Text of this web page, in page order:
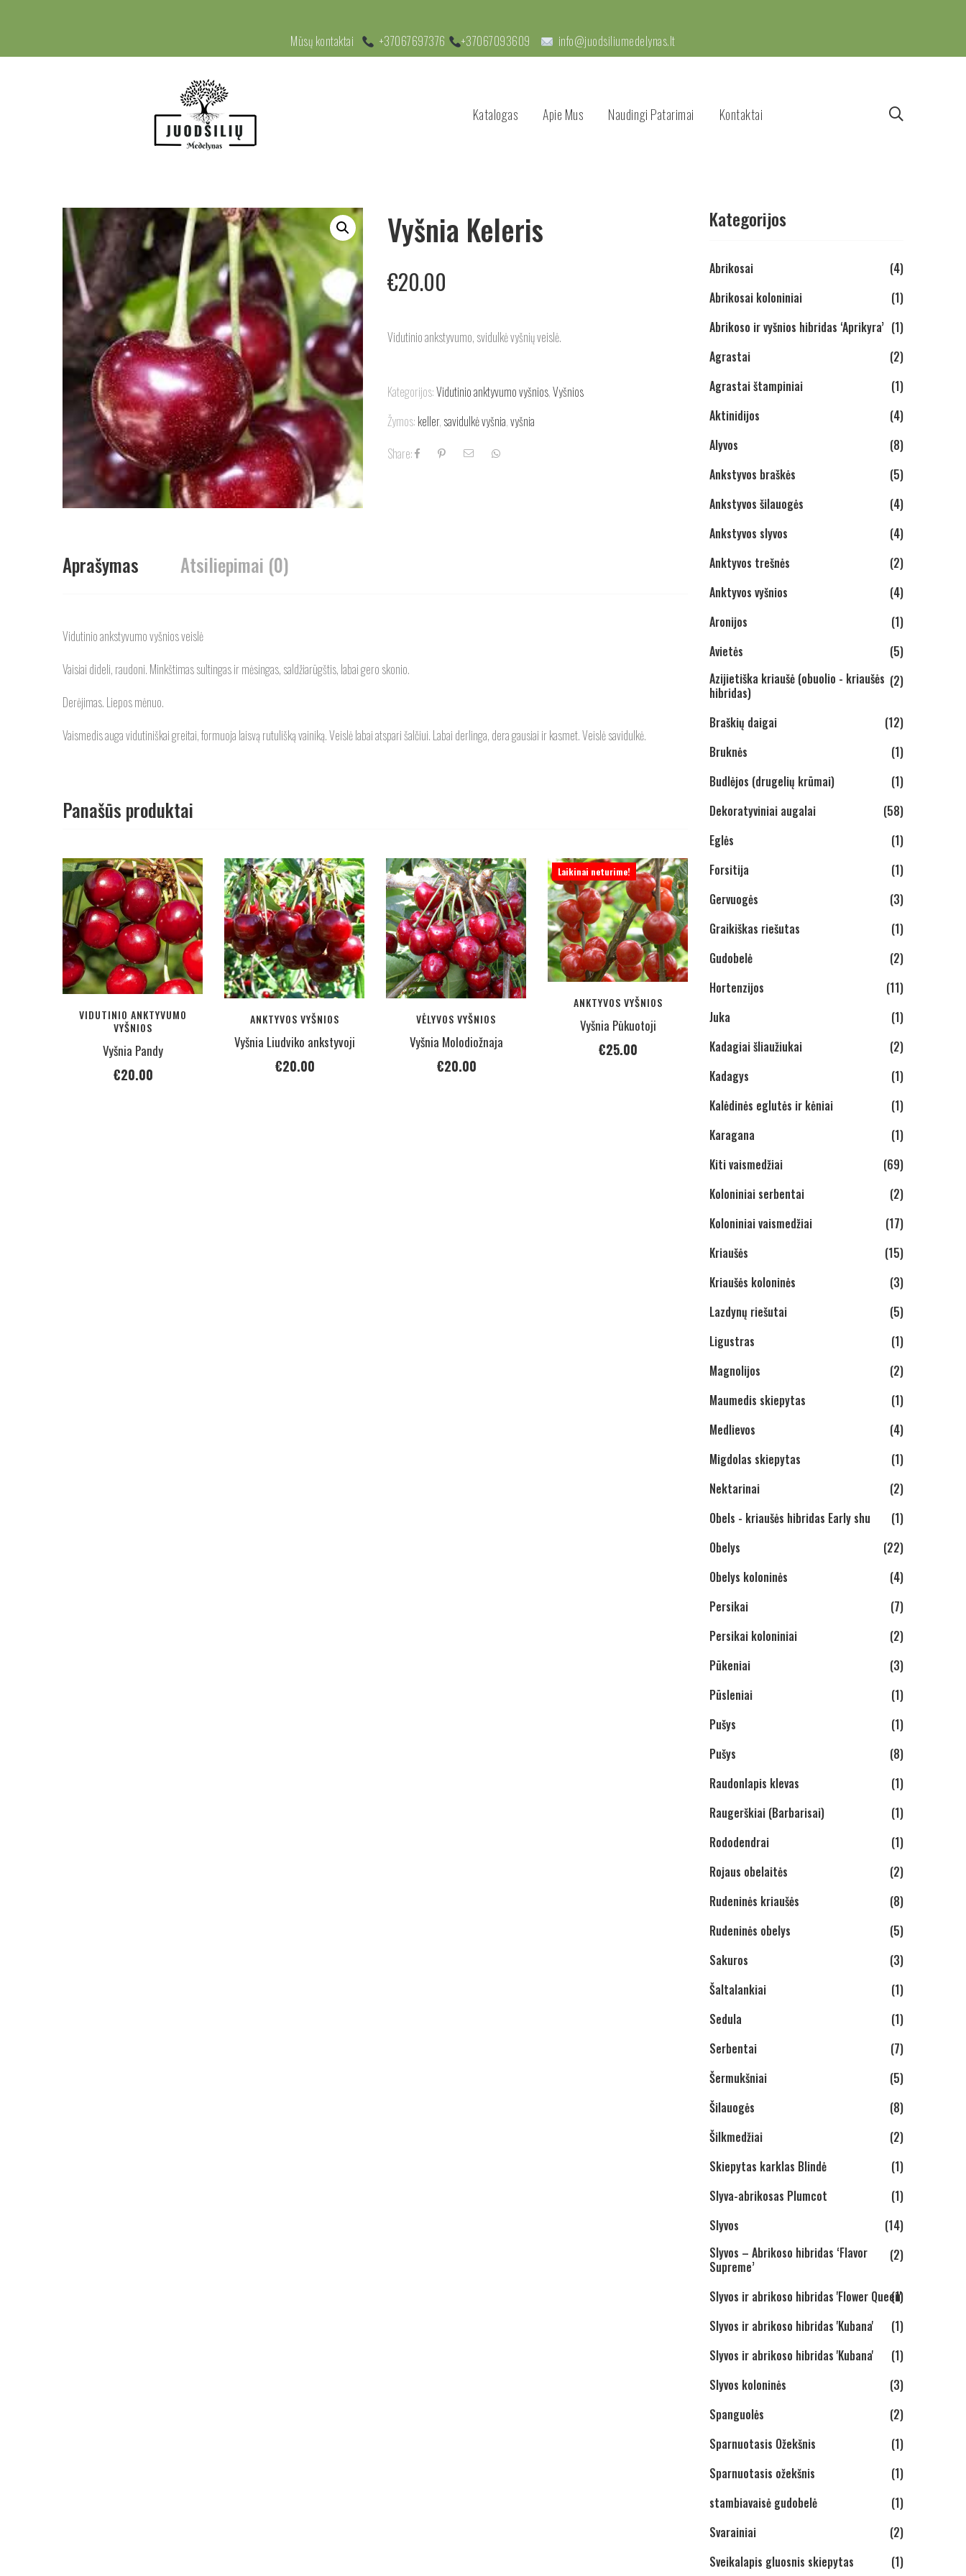
Mūsų kontaktai +37067697376 +37067093609 info@juodsiliumedelynas.lt
Katalogas Apie Mus Naudingi Patarimai Kontaktai
Vyšnia Keleris
€20.00
Vidutinio ankstyvumo, svidulkė vyšnių veislė.
Kategorijos:Vidutinio anktyvumo vyšnios,Vyšnios
Žymos: keller, savidulkė vyšnia,vyšnia
Share:
Aprašymas Atsiliepimai (0)
Vidutinio ankstyvumo vyšnios veislė
Vaisiai dideli, raudoni. Minkštimas sultingas ir mėsingas, saldžiarūgštis, labai gero skonio.
Derėjimas. Liepos mėnuo.
Vaismedis auga vidutiniškai greitai, formuoja laisvą rutulišką vainiką. Veislė labai atspari šalčiui. Labai derlinga, dera gausiai ir kasmet. Veislė savidulkė.
Panašūs produktai
VIDUTINIO ANKTYVUMO
VYŠNIOS
Vyšnia Pandy
€20.00
ANKTYVOS VYŠNIOS
Vyšnia Liudviko ankstyvoji
€20.00
VĖLYVOS VYŠNIOS
Vyšnia Molodiožnaja
€20.00
Laikinai neturime!
ANKTYVOS VYŠNIOS
Vyšnia Pūkuotoji
€25.00
Kategorijos
Abrikosai
(4)
Abrikosai koloniniai
(1)
Abrikoso ir vyšnios hibridas ‘Aprikyra’ (1)
Agrastai
(2)
Agrastai štampiniai
(1)
Aktinidijos
(4)
Alyvos
(8)
Ankstyvos braškės
(5)
Ankstyvos šilauogės
(4)
Ankstyvos slyvos
(4)
Anktyvos trešnės
(2)
Anktyvos vyšnios
(4)
Aronijos
(1)
Avietės
(5)
Azijietiška kriaušė (obuolio - kriaušės
hibridas)
(2)
Braškių daigai
(12)
Bruknės
(1)
Budlėjos (drugelių krūmai)
(1)
Dekoratyviniai augalai
(58)
Eglės
(1)
Forsitija
(1)
Gervuogės
(3)
Graikiškas riešutas
(1)
Gudobelė
(2)
Hortenzijos
(11)
Juka
(1)
Kadagiai šliaužiukai
(2)
Kadagys
(1)
Kalėdinės eglutės ir kėniai
(1)
Karagana
(1)
Kiti vaismedžiai
(69)
Koloniniai serbentai
(2)
Koloniniai vaismedžiai
(17)
Kriaušės
(15)
Kriaušės koloninės
(3)
Lazdynų riešutai
(5)
Ligustras
(1)
Magnolijos
(2)
Maumedis skiepytas
(1)
Medlievos
(4)
Migdolas skiepytas
(1)
Nektarinai
(2)
Obels - kriaušės hibridas Early shu
(1)
Obelys
(22)
Obelys koloninės
(4)
Persikai
(7)
Persikai koloniniai
(2)
Pūkeniai
(3)
Pūsleniai
(1)
Pušys
(1)
Pušys
(8)
Raudonlapis klevas
(1)
Raugerškiai (Barbarisai)
(1)
Rododendrai
(1)
Rojaus obelaitės
(2)
Rudeninės kriaušės
(8)
Rudeninės obelys
(5)
Sakuros
(3)
Šaltalankiai
(1)
Sedula
(1)
Serbentai
(7)
Šermukšniai
(5)
Šilauogės
(8)
Šilkmedžiai
(2)
Skiepytas karklas Blindė
(1)
Slyva-abrikosas Plumcot
(1)
Slyvos
(14)
Slyvos – Abrikoso hibridas ‘Flavor
Supreme’
(2)
Slyvos ir abrikoso hibridas 'Flower Queen'
(1)
Slyvos ir abrikoso hibridas 'Kubana'
(1)
Slyvos ir abrikoso hibridas 'Kubana'
(1)
Slyvos koloninės
(3)
Spanguolės
(2)
Sparnuotasis Ožekšnis
(1)
Sparnuotasis ožekšnis
(1)
stambiavaisė gudobelė
(1)
Svarainiai
(2)
Sveikalapis gluosnis skiepytas
(1)